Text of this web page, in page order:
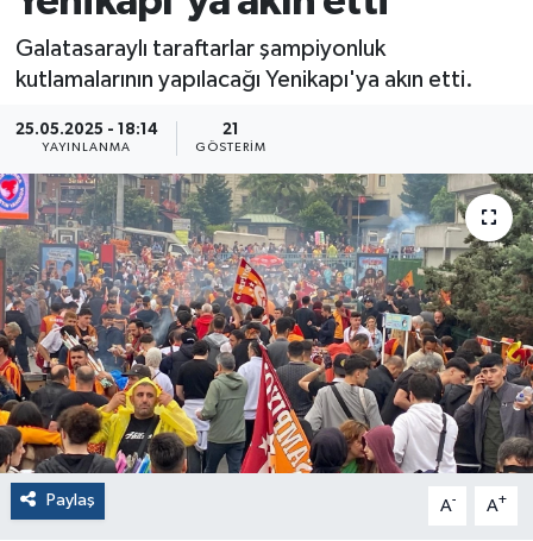
Galatasaraylı taraftarlar şampiyonluk
kutlamalarının yapılacağı Yenikapı'ya akın etti.
25.05.2025 - 18:14
YAYINLANMA
21
GÖSTERIM
Paylaş A- A+